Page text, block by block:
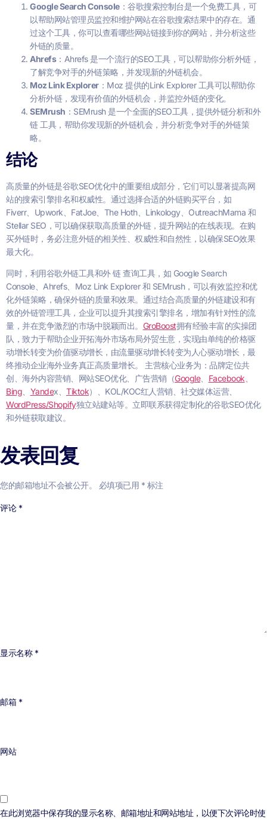
Google Search Console：谷歌搜索控制台是一个免费工具，可
以帮助网站管理员监控和维护网站在谷歌搜索结果中的存在。通
过这个工具，你可以查看哪些网站链接到你的网站，并分析这些
外链的质量。
Ahrefs：Ahrefs 是一个流行的SEO工具，可以帮助你分析外链，
了解竞争对手的外链策略，并发现新的外链机会。
Moz Link Explorer：Moz 提供的Link Explorer 工具可以帮助你
分析外链，发现有价值的外链机会，并监控外链的变化。
SEMrush ：SEMrush 是一个全面的SEO工具，提供外链分析和外
链 工具，帮助你发现新的外链机会，并分析竞争对手的外链策
略。
结论
高质量的外链是谷歌SEO优化中的重要组成部分，它们可以显著提高网
站的搜索引擎排名和权威性。通过选择合适的外链购买平台，如
Fiverr、Upwork、FatJoe、The Hoth、Linkology、OutreachMama 和
Stellar SEO，可以确保获取高质量的外链，提升网站的在线表现。在购
买外链时，务必注意外链的相关性、权威性和自然性，以确保SEO效果
最大化。
同时，利用谷歌外链工具和外 链 查询工具，如 Google Search
Console、Ahrefs、Moz Link Explorer 和 SEMrush，可以有效监控和优
化外链策略，确保外链的质量和效果。通过结合高质量的外链建设和有
效的外链管理工具，企业可以提升其搜索引擎排名，增加有针对性的流
量，并在竞争激烈的市场中脱颖而出。 GroBoost拥有经验丰富的实操团
队，致力于帮助企业开拓海外市场布局外贸生意，实现由单纯的价格驱
动增长转变为价值驱动增长，由流量驱动增长转变为人心驱动增长，最
终推动企业海外业务真正高质量增长。 主营核心业务为：品牌定位共
创、海外内容营销、网站SEO优化、广告营销（Google、 Facebook
Bing
Yandex、 Tiktok）、KOL/KOC红人营销、社交媒体运营、
WordPress/Shopify独立站建站等。立即联系获得定制化的谷歌SEO优化
和外链获取建议。
发表回复
您的邮箱地址不会被公开。 必填项已用 * 标注
评论 *
显示名称 *
邮箱 *
网站
在此浏览器中保存我的显示名称、邮箱地址和网站地址，以便下次评论时使